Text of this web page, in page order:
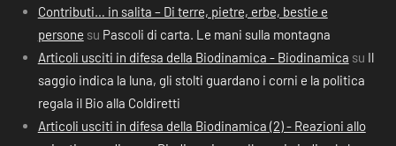
Contributi… in salita – Di terre, pietre, erbe, bestie e
persone su Pascoli di carta. Le mani sulla montagna
Articoli usciti in difesa della Biodinamica - Biodinamica su Il
saggio indica la luna, gli stolti guardano i corni e la politica
regala il Bio alla Coldiretti
Articoli usciti in difesa della Biodinamica (2) - Reazioni allo